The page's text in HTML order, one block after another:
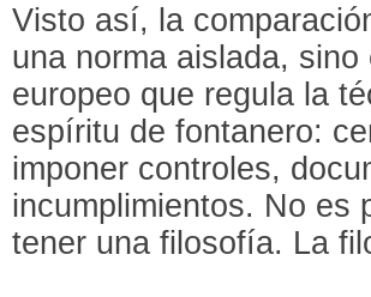
Visto así, la
una norma aislada,
europeo que regula la
espíritu de fontanero:
imponer controles,
incumplimientos. No es
tener una filosofía. La